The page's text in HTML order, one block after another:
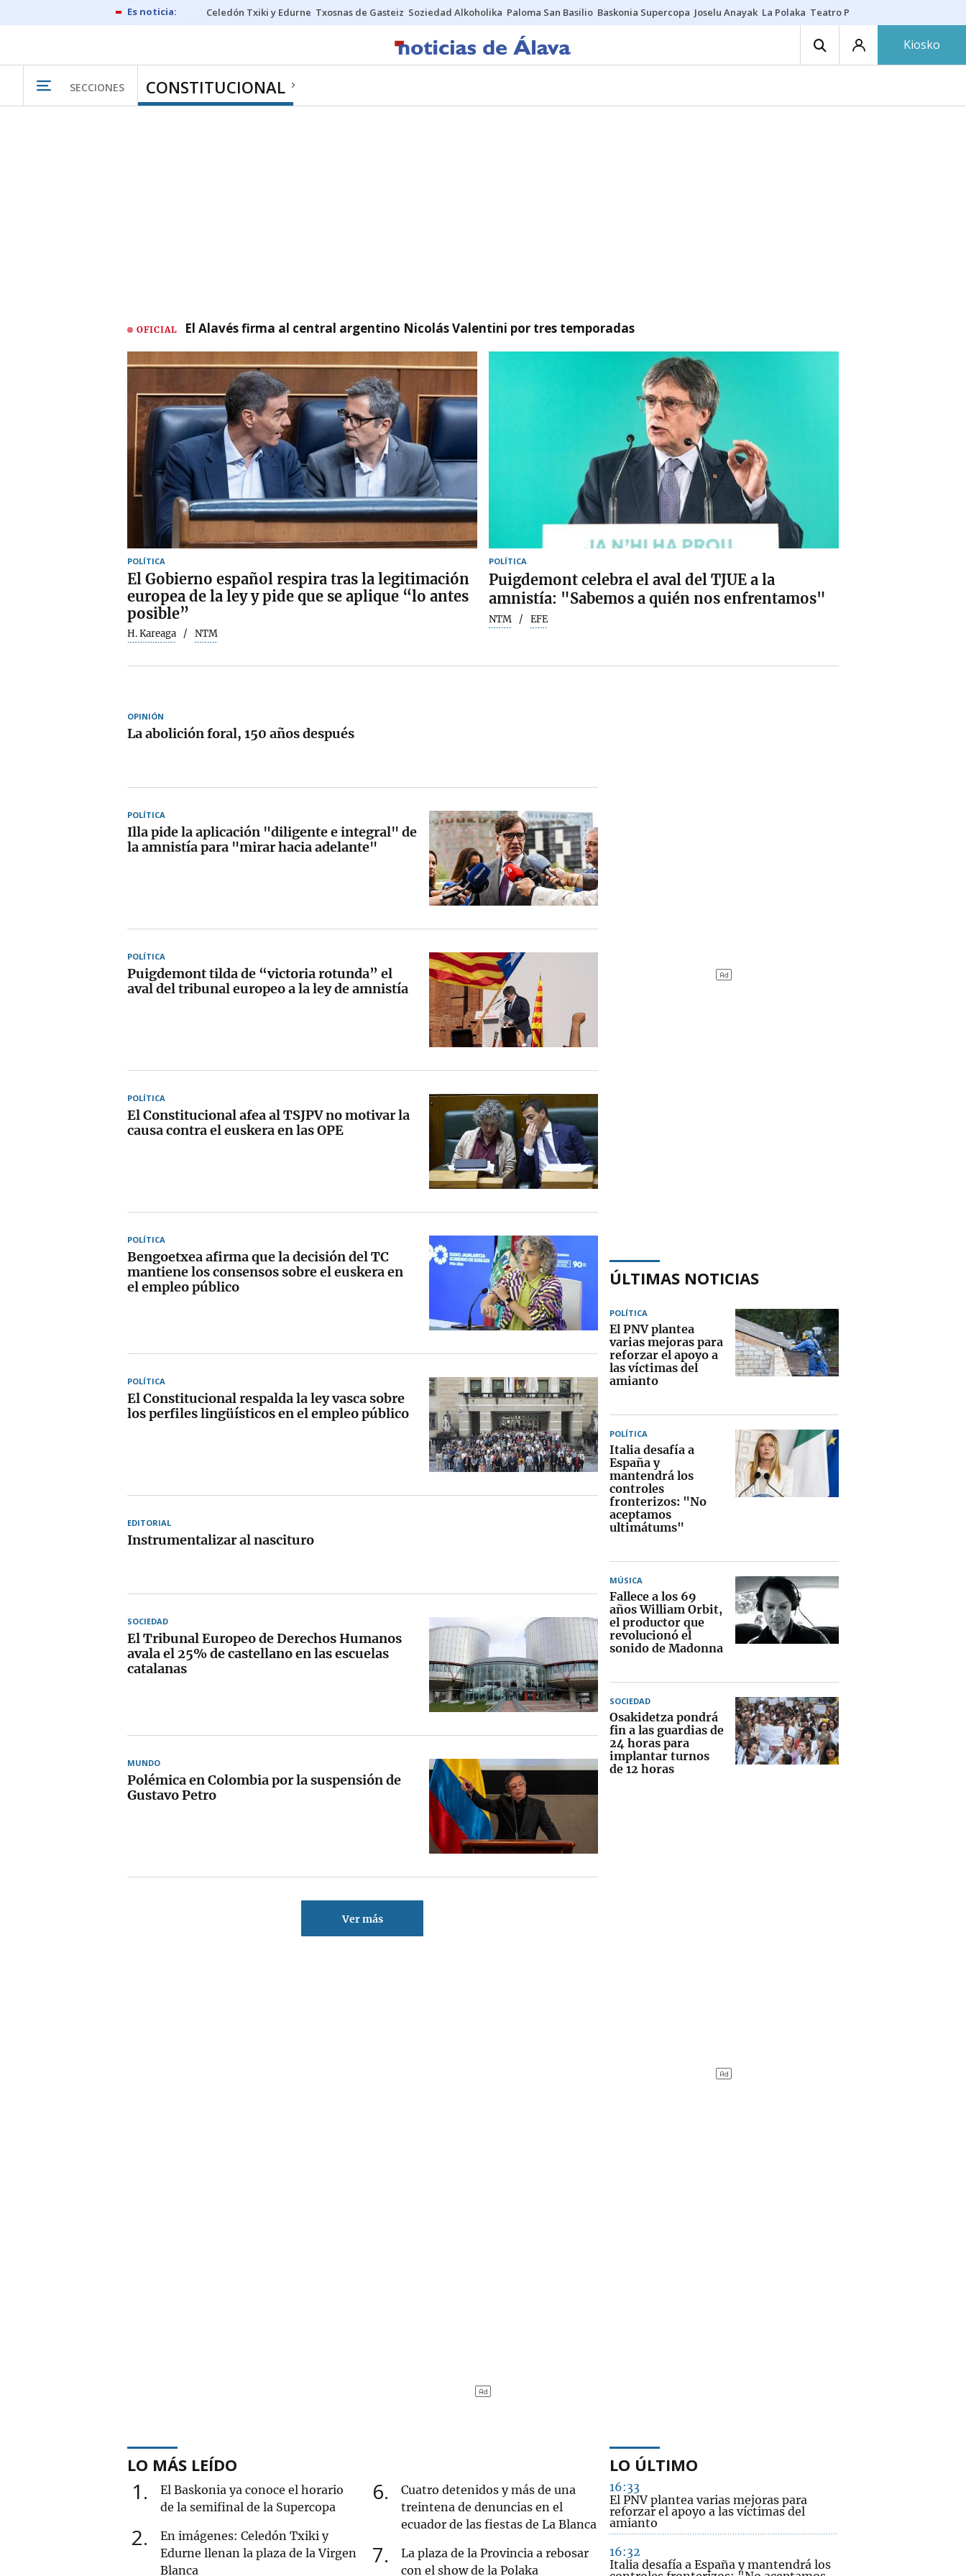
Celedón Txiki y Edurne Txosnas de Gasteiz Soziedad Alkoholika Paloma San Basilio Baskonia Supercopa Joselu Anayak La Polaka Teatro Principal
Kiosko
SECCIONES CONSTITUCIONAL
OFICIAL El Alavés firma al central argentino Nicolás Valentini por tres temporadas
POLÍTICA
El Gobierno español respira tras la legitimación
europea de la ley y pide que se aplique “lo antes
posible”
H. Kareaga NTM
POLÍTICA
Puigdemont celebra el aval del TJUE a la
amnistía: "Sabemos a quién nos enfrentamos"
NTM EFE
OPINIÓN
La abolición foral, 150 años después
POLÍTICA
Illa pide la aplicación "diligente e integral" de
la amnistía para "mirar hacia adelante"
POLÍTICA
Puigdemont tilda de “victoria rotunda” el
aval del tribunal europeo a la ley de amnistía
POLÍTICA
El Constitucional afea al TSJPV no motivar la
causa contra el euskera en las OPE
POLÍTICA
Bengoetxea afirma que la decisión del TC
mantiene los consensos sobre el euskera en
el empleo público
POLÍTICA
El Constitucional respalda la ley vasca sobre
los perfiles lingüísticos en el empleo público
EDITORIAL
Instrumentalizar al nascituro
SOCIEDAD
El Tribunal Europeo de Derechos Humanos
avala el 25% de castellano en las escuelas
catalanas
MUNDO
Polémica en Colombia por la suspensión de
Gustavo Petro
Ver más
ÚLTIMAS NOTICIAS
POLÍTICA
El PNV plantea
varias mejoras para
reforzar el apoyo a
las víctimas del
amianto
POLÍTICA
Italia desafía a
España y
mantendrá los
controles
fronterizos: "No
aceptamos
ultimátums"
MÚSICA
Fallece a los 69
años William Orbit,
el productor que
revolucionó el
sonido de Madonna
SOCIEDAD
Osakidetza pondrá
fin a las guardias de
24 horas para
implantar turnos
de 12 horas
LO MÁS LEÍDO
1
El Baskonia ya conoce el horario
de la semifinal de la Supercopa
2
En imágenes: Celedón Txiki y
Edurne llenan la plaza de la Virgen
Blanca
6
Cuatro detenidos y más de una
treintena de denuncias en el
ecuador de las fiestas de La Blanca
7
La plaza de la Provincia a rebosar
con el show de la Polaka
LO ÚLTIMO
16:33
El PNV plantea varias mejoras para
reforzar el apoyo a las víctimas del
amianto
16:32
Italia desafía a España y mantendrá los